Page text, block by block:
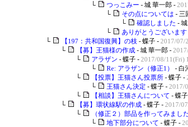
└
つっこみー - 城 華一郎 -
└
その点については - 三
└
確認しました -
└
ありがとうございます
└
【197：共和国復興】の枝 - 蝶子 - 2017/07/
└
【募】王猫様の作成 - 城 華一郎 -
└
アラザン - 蝶子 - 2017/08/11(Fri)
└
Re: アラザン（修正1） -
└
【投票】王猫さん投票所 - 蝶子 -
└
王猫さん決定 - 蝶子 - 2017/
└
【相談】王猫さんについて - 蝶
└
【募】環状線駅の作成 - 蝶子 - 2017/
└
（修正２）部品を作ってみまし
└
地下部分について - 蝶子 -